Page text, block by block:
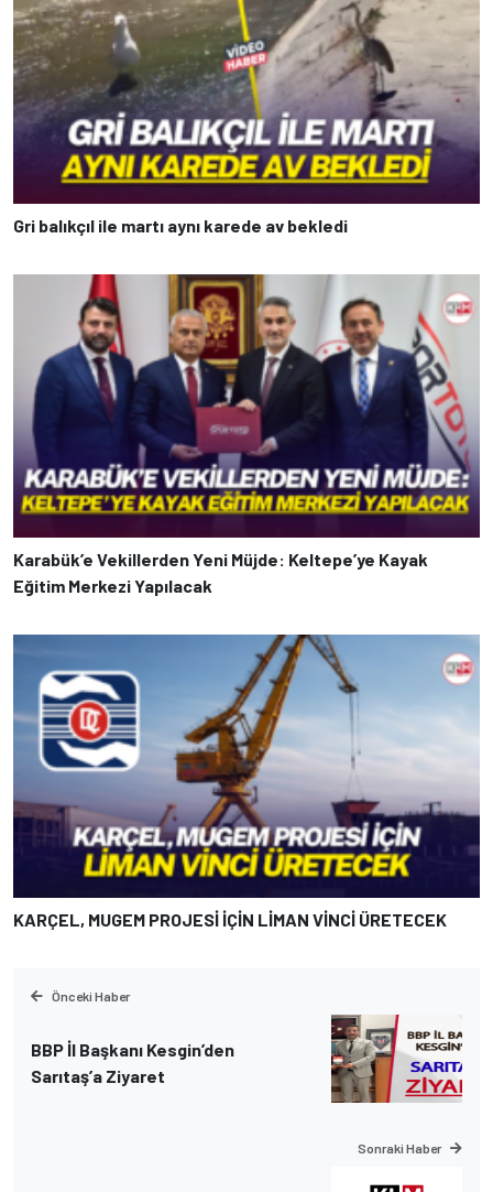
Gri balıkçıl ile martı aynı karede av bekledi
Karabük’e Vekillerden Yeni Müjde: Keltepe’ye Kayak
Eğitim Merkezi Yapılacak
KARÇEL, MUGEM PROJESİ İÇİN LİMAN VİNCİ ÜRETECEK
Önceki Haber
BBP İl Başkanı Kesgin’den
Sarıtaş’a Ziyaret
Sonraki Haber